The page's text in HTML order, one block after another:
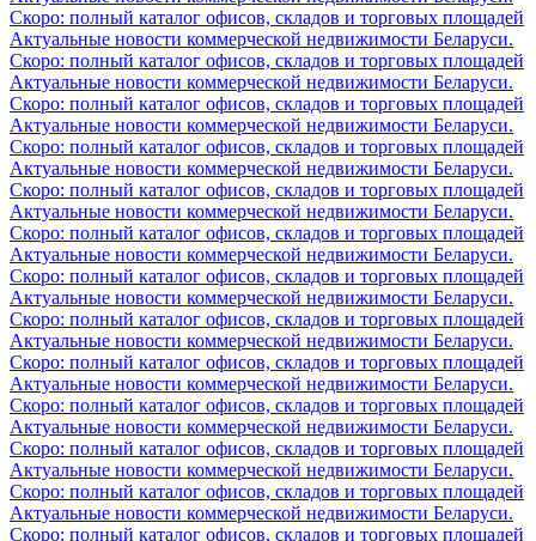
Скоро: полный каталог офисов, складов и торговых площадей
Актуальные новости коммерческой недвижимости Беларуси.
Скоро: полный каталог офисов, складов и торговых площадей
Актуальные новости коммерческой недвижимости Беларуси.
Скоро: полный каталог офисов, складов и торговых площадей
Актуальные новости коммерческой недвижимости Беларуси.
Скоро: полный каталог офисов, складов и торговых площадей
Актуальные новости коммерческой недвижимости Беларуси.
Скоро: полный каталог офисов, складов и торговых площадей
Актуальные новости коммерческой недвижимости Беларуси.
Скоро: полный каталог офисов, складов и торговых площадей
Актуальные новости коммерческой недвижимости Беларуси.
Скоро: полный каталог офисов, складов и торговых площадей
Актуальные новости коммерческой недвижимости Беларуси.
Скоро: полный каталог офисов, складов и торговых площадей
Актуальные новости коммерческой недвижимости Беларуси.
Скоро: полный каталог офисов, складов и торговых площадей
Актуальные новости коммерческой недвижимости Беларуси.
Скоро: полный каталог офисов, складов и торговых площадей
Актуальные новости коммерческой недвижимости Беларуси.
Скоро: полный каталог офисов, складов и торговых площадей
Актуальные новости коммерческой недвижимости Беларуси.
Скоро: полный каталог офисов, складов и торговых площадей
Актуальные новости коммерческой недвижимости Беларуси.
Скоро: полный каталог офисов, складов и торговых площадей